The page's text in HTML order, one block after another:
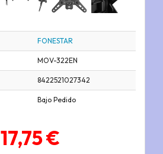
FONESTAR
MOV-322EN
8422521027342
Bajo Pedido
17,75 €